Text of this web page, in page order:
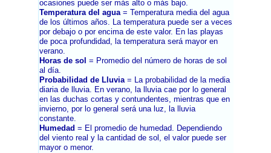
ocasiones puede ser más alto o más bajo.
Temperatura del agua = Temperatura media del agua
de los últimos años. La temperatura puede ser a veces
por debajo o por encima de este valor. En las playas
de poca profundidad, la temperatura será mayor en
verano.
Horas de sol = Promedio del número de horas de sol
al día.
Probabilidad de Lluvia = La probabilidad de la media
diaria de lluvia. En verano, la lluvia cae por lo general
en las duchas cortas y contundentes, mientras que en
invierno, por lo general será una luz, la lluvia
constante.
Humedad = El promedio de humedad. Dependiendo
del viento real y la cantidad de sol, el valor puede ser
mayor o menor.